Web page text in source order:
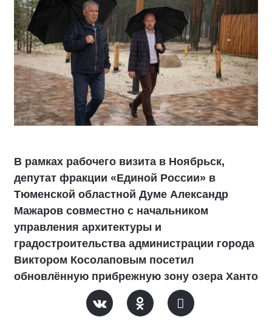
В рамках рабочего визита в Ноябрьск,
депутат фракции «Единой России» в
Тюменской областной Думе Александр
Мажаров совместно с начальником
управления архитектуры и
градостроительства администрации города
Виктором Косолаповым посетил
обновлённую прибрежную зону озера Ханто